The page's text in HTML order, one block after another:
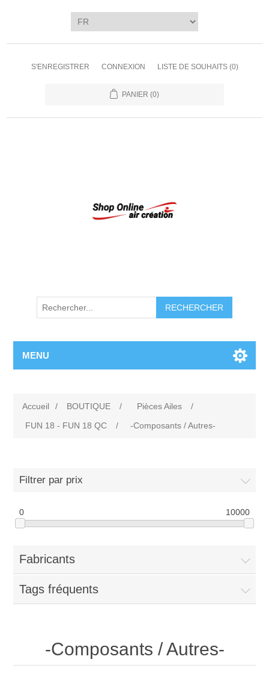
S'ENREGISTRER CONNEXION LISTE DE SOUHAITS (0)
PANIER (0)
RECHERCHER
MENU
Accueil / BOUTIQUE / Pièces Ailes
/
FUN 18 - FUN 18 QC
/ -Composants / Autres-
Filtrer par prix
0 10000
Fabricants
Tags fréquents
-Composants / Autres-